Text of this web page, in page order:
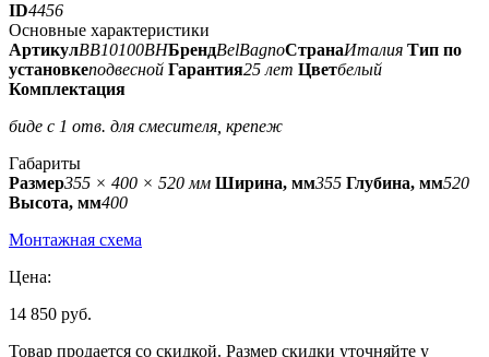
ID4456
Основные характеристики
АртикулBB10100BHБрендBelBagnoСтранаИталия Тип по
установкеподвесной Гарантия25 лет Цветбелый
Комплектация
биде с 1 отв. для смесителя, крепеж
Габариты
Размер355 × 400 × 520 мм Ширина, мм355 Глубина, мм520
Высота, мм400
Монтажная схема
Цена:
14 850 руб.
Товар продается со скидкой. Размер скидки уточняйте у